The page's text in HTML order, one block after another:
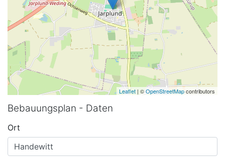
Leaflet | ©OpenStreetMapcontributors
Bebauungsplan - Daten
Ort